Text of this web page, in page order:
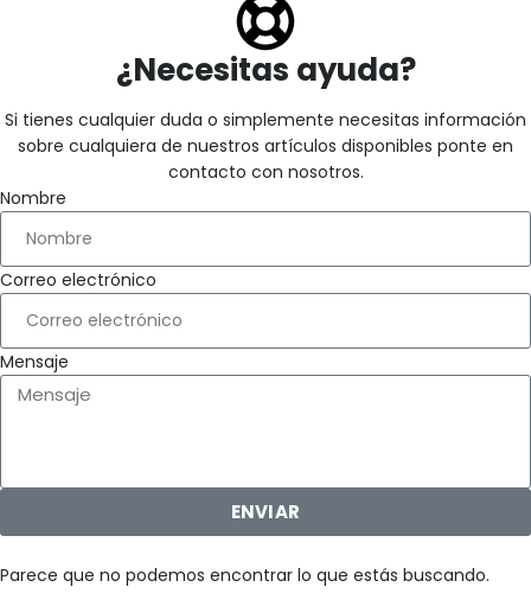
¿Necesitas ayuda?
Si tienes cualquier duda o simplemente necesitas información
sobre cualquiera de nuestros artículos disponibles ponte en
contacto con nosotros.
Nombre
Correo electrónico
Mensaje
ENVIAR
Parece que no podemos encontrar lo que estás buscando.